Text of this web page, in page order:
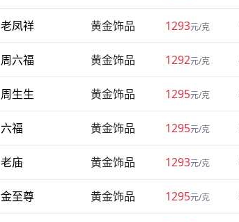
老凤祥 黄金饰品 1293元/克
周六福 黄金饰品 1292元/克
周生生 黄金饰品 1295元/克
六福 黄金饰品 1295元/克
老庙 黄金饰品 1293元/克
金至尊 黄金饰品 1295元/克